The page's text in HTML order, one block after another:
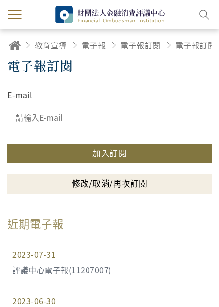
教育宣導 電子報 電子報訂閱 電子報訂閱
電子報訂閱
E-mail
加入訂閱
修改/取消/再次訂閱
近期電子報
2023-07-31
評議中心電子報(11207007)
2023-06-30